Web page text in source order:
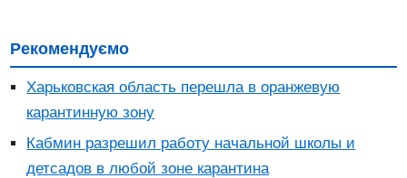
Рекомендуємо
Харьковская область перешла в оранжевую
карантинную зону
Кабмин разрешил работу начальной школы и
детсадов в любой зоне карантина